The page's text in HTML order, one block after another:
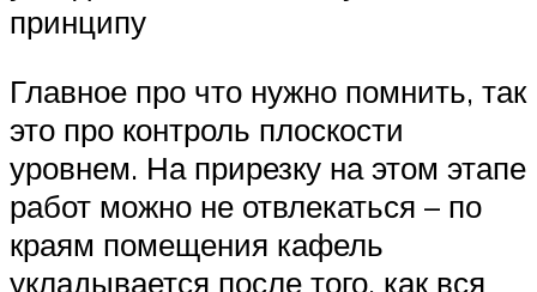
принципу
Главное про что нужно помнить, так
это про контроль плоскости
уровнем. На прирезку на этом этапе
работ можно не отвлекаться – по
краям помещения кафель
укладывается после того, как вся